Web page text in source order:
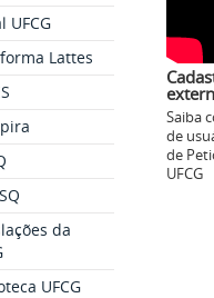
UFCG
Lattes
da
UFCG
Saiba
de
de
UFCG